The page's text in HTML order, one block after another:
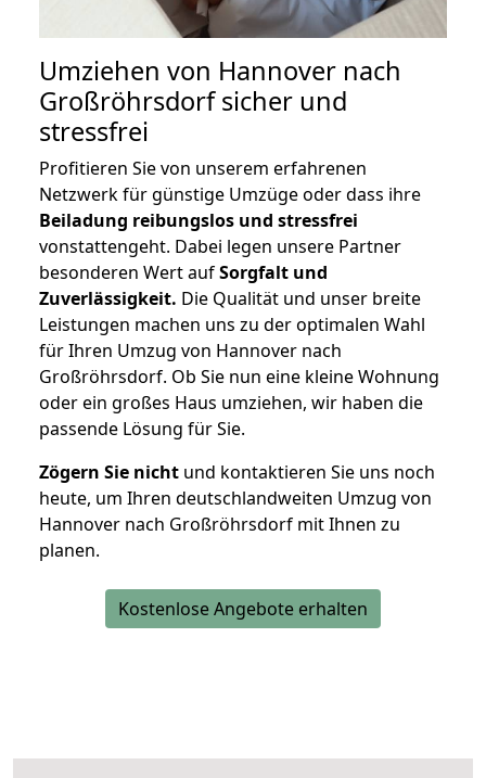
Umziehen von Hannover nach
Großröhrsdorfsicher und
stressfrei
Profitieren Sie von unserem erfahrenen
Netzwerk für günstige Umzüge oder dass ihre
Beiladung reibungslos und stressfrei
vonstattengeht. Dabei legen unsere Partner
besonderen Wert aufSorgfalt und
Zuverlässigkeit. Die Qualität und unser breite
Leistungen machen uns zu der optimalen Wahl
für Ihren Umzug von Hannover nach
Großröhrsdorf. Ob Sie nun eine kleine Wohnung
oder ein großes Haus umziehen, wir haben die
passende Lösung für Sie.
Zögern Sie nicht und kontaktieren Sie uns noch
heute, um Ihren deutschlandweiten Umzug von
Hannover nach Großröhrsdorf mit Ihnen zu
planen.
Kostenlose Angebote erhalten